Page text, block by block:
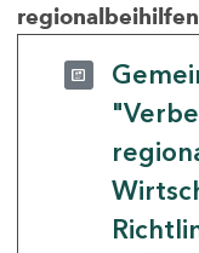
regionalbeihilfen